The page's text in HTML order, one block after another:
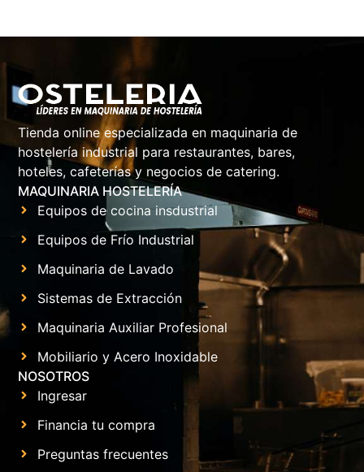
Tienda online especializada en maquinaria de
hostelería industrial para restaurantes, bares,
hoteles, cafeterías y negocios de catering.
MAQUINARIA HOSTELERÍA
Equipos de cocina insdustrial
Equipos de Frío Industrial
Maquinaria de Lavado
Sistemas de Extracción
Maquinaria Auxiliar Profesional
Mobiliario y Acero Inoxidable
NOSOTROS
Ingresar
Financia tu compra
Preguntas frecuentes